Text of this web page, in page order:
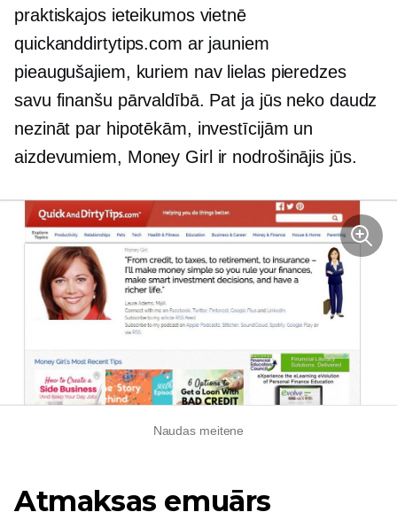
praktiskajos ieteikumos vietnē
quickanddirtytips.com ar jauniem
pieaugušajiem, kuriem nav lielas pieredzes
savu finanšu pārvaldībā. Pat ja jūs neko daudz
nezināt par hipotēkām, investīcijām un
aizdevumiem, Money Girl ir nodrošinājis jūs.
Naudas meitene
Atmaksas emuārs